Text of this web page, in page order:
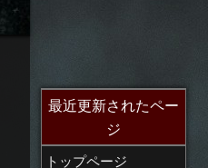
最近更新されたペー
ジ
トップページ